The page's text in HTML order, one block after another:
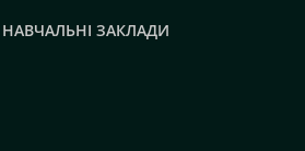
НАВЧАЛЬНІ ЗАКЛАДИ